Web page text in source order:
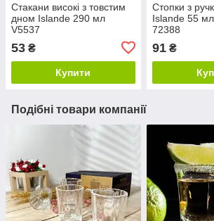
Стакани високі з товстим
дном Islande 290 мл
V5537
53 ₴
Купити
Стопки з
Islande 55
72388
91₴
Подібні товари компанії